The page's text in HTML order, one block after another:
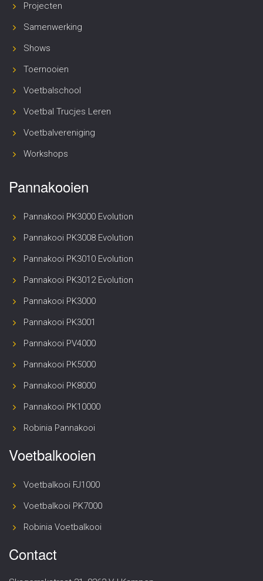
Projecten
Samenwerking
Shows
Toernooien
Voetbalschool
Voetbal Trucjes Leren
Voetbalvereniging
Workshops
Pannakooien
Pannakooi PK3000 Evolution
Pannakooi PK3008 Evolution
Pannakooi PK3010 Evolution
Pannakooi PK3012 Evolution
Pannakooi PK3000
Pannakooi PK3001
Pannakooi PV4000
Pannakooi PK5000
Pannakooi PK8000
Pannakooi PK10000
Robinia Pannakooi
Voetbalkooien
Voetbalkooi FJ1000
Voetbalkooi PK7000
Robinia Voetbalkooi
Contact